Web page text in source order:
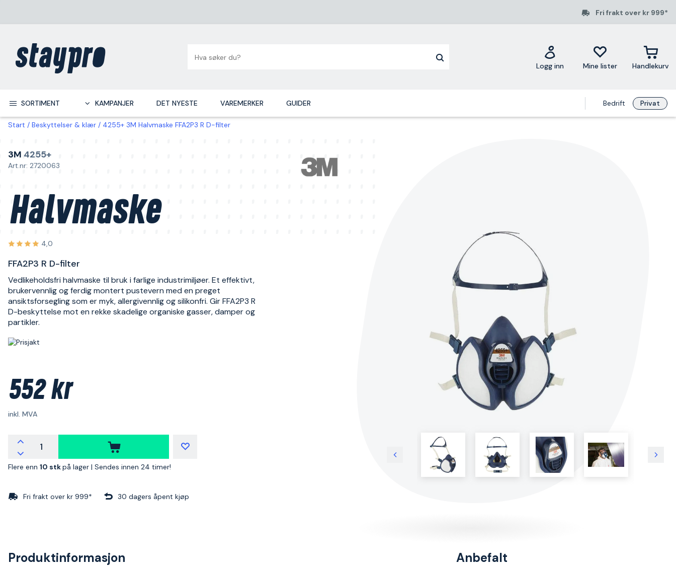
Fri frakt over kr 999*
Logg inn Mine lister Handlekurv
SORTIMENT KAMPANJER DET NYESTE VAREMERKER GUIDER Bedrift Privat
Start Beskyttelser & klær 4255+ 3M Halvmaske FFA2P3 R D-filter
3M 4255+
Art.nr: 2720063
Halvmaske
4,0
FFA2P3 R D-filter
Vedlikeholdsfri halvmaske til bruk i farlige industrimiljøer. Et effektivt,
brukervennlig og ferdig montert pustevern med en preget
ansiktsforsegling som er myk, allergivennlig og silikonfri. Gir FFA2P3 R
D-beskyttelse mot en rekke skadelige organiske gasser, damper og
partikler.
552 kr
inkl. MVA
Flere enn 10 stkpå lager | Sendes innen 24 timer!
Fri frakt over kr 999* 30 dagers åpent kjøp
Produktinformasjon Anbefalt